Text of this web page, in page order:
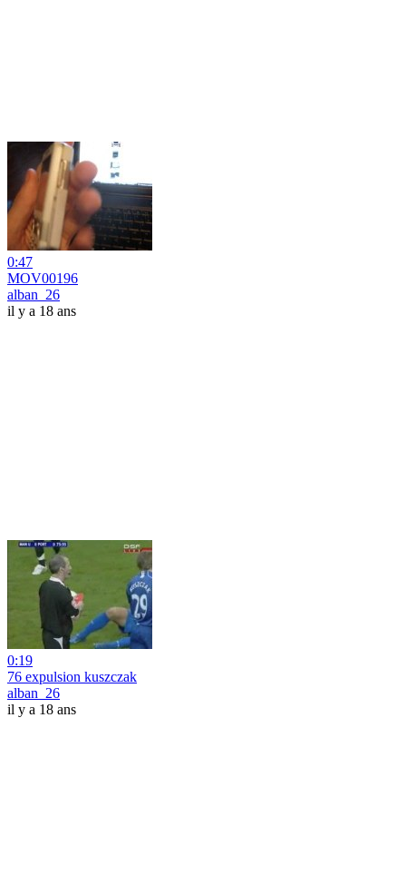
0:47
MOV00196
alban_26
il y a 18 ans
0:19
76 expulsion kuszczak
alban_26
il y a 18 ans